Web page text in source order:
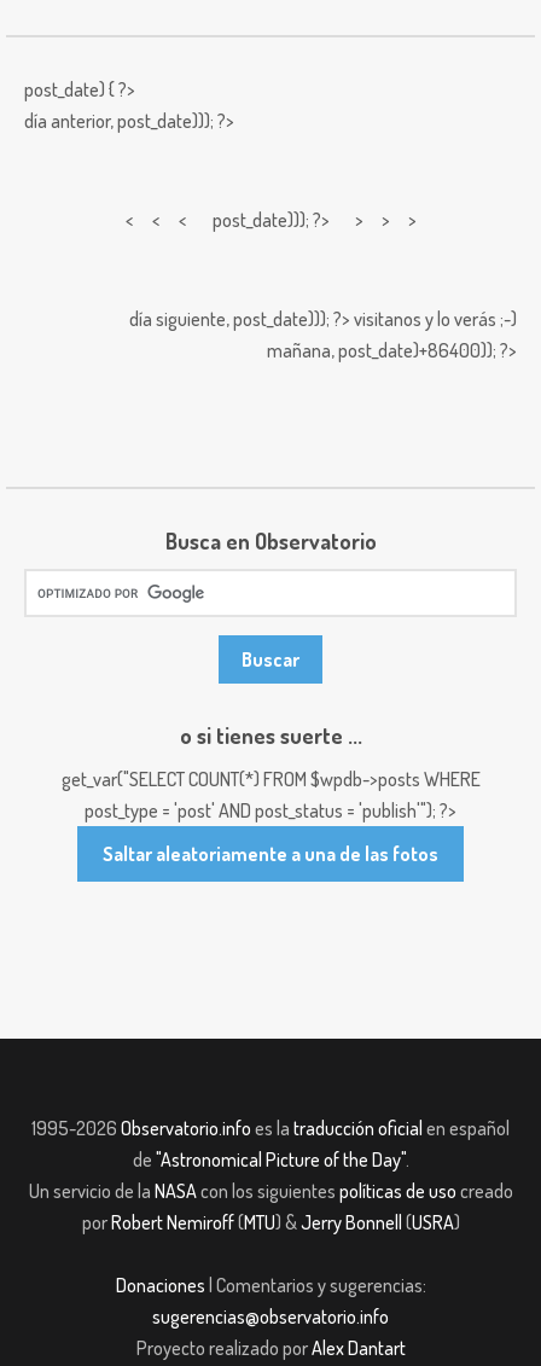
post_date) { ?>
día anterior,post_date))); ?>
< < < post_date))); ?> > > >
día siguiente,post_date))); ?> visitanos y lo verás ;-)
mañana,post_date)+86400)); ?>
Busca en Observatorio
o si tienes suerte ...
get_var("SELECT COUNT(*) FROM $wpdb->posts WHERE
post_type = 'post' AND post_status = 'publish'"); ?>
Saltar aleatoriamente a una de las fotos
1995-2026 Observatorio.info es la traducción oficial en español
de "Astronomical Picture of the Day".
Un servicio de la NASAcon los siguientes políticas de uso creado
porRobert Nemiroff(MTU) &Jerry Bonnell (USRA)
Donaciones | Comentarios y sugerencias:
sugerencias@observatorio.info
Proyecto realizado porAlex Dantart